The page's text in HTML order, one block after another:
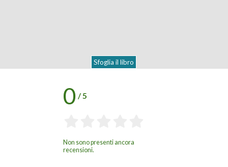
Sfoglia il libro
0 /5
Non sono presenti ancora
recensioni.